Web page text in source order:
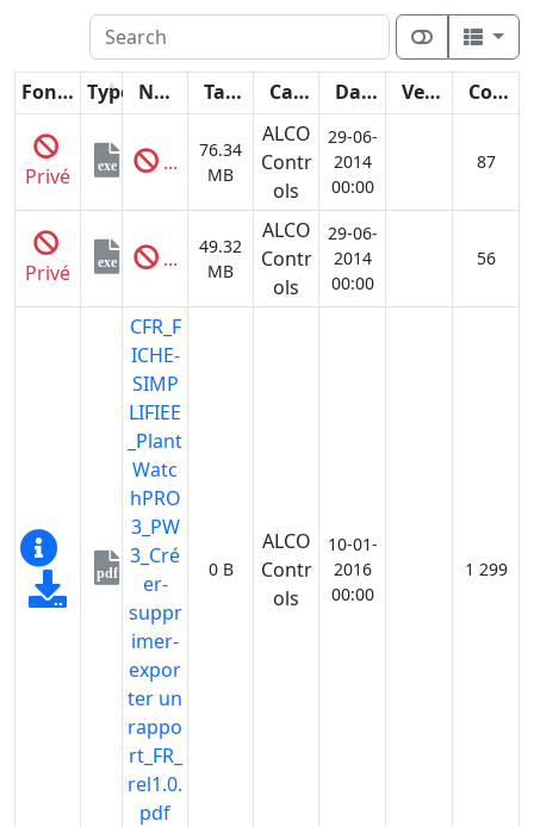
Fonctions Type Nom Taille Catégorie Date Version Compteur
Privé exe ...
76.34
MB
ALCO
Contr
ols
29-06-
2014
00:00
87
Privé exe ...
49.32
MB
ALCO
Contr
ols
29-06-
2014
00:00
56
pdf
CFR_F
ICHE-
SIMP
LIFIEE
_Plant
Watc
hPRO
3_PW
3_Cré
er-
suppr
imer-
expor
ter un
rappo
rt_FR_
rel1.0.
pdf
0 B
ALCO
Contr
ols
10-01-
2016
00:00
1 299